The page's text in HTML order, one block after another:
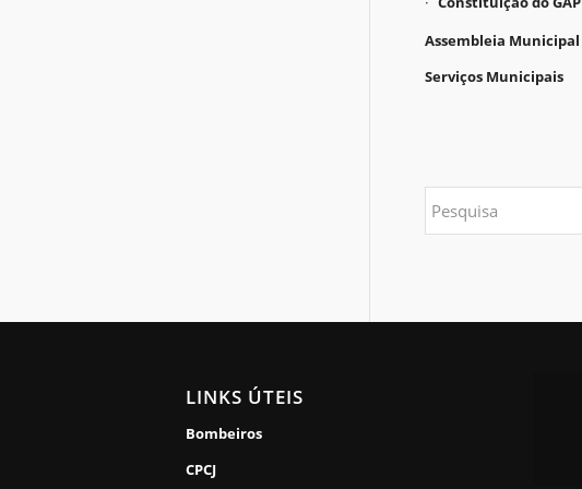
Assembleia Municipal
Serviços Municipais
LINKS ÚTEIS
Bombeiros
CPCJ